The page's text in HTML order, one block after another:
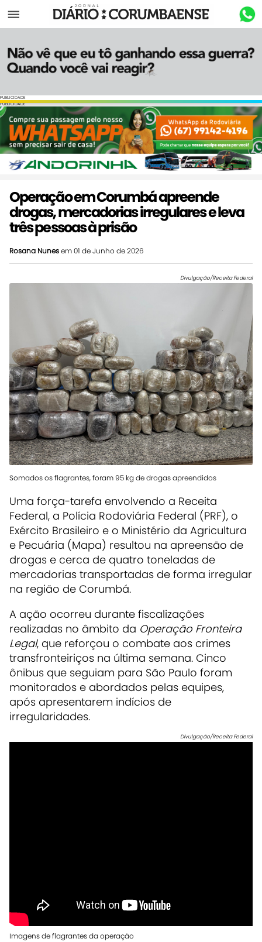
Menu
PUBLICIDADE
PUBLICIDADE
Operação em Corumbá apreende
drogas, mercadorias irregulares e leva
três pessoas à prisão
Rosana Nunesem 01 de Junho de 2026
Divulgação/Receita Federal
Somados os flagrantes, foram 95 kg de drogas apreendidos
Uma força-tarefa envolvendo a Receita
Federal, a Polícia Rodoviária Federal (PRF), o
Exército Brasileiro e o Ministério da Agricultura
e Pecuária (Mapa) resultou na apreensão de
drogas e cerca de quatro toneladas de
mercadorias transportadas de forma irregular
na região de Corumbá.
A ação ocorreu durante fiscalizações
realizadas no âmbito da Operação Fronteira
Legal, que reforçou o combate aos crimes
transfronteiriços na última semana. Cinco
ônibus que seguiam para São Paulo foram
monitorados e abordados pelas equipes,
após apresentarem indícios de
irregularidades.
Divulgação/Receita Federal
Imagens de flagrantes da operação